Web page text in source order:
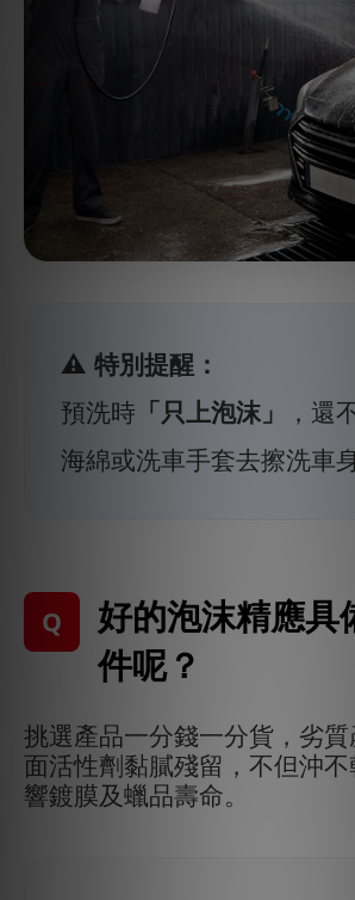
⚠️ 特別提醒：
預洗時 「只上泡沫」
，還
海綿或洗車手套去擦洗車
Q
好的泡沫精應具
件呢？
挑選產品一分錢一分貨，劣
面活性劑黏膩殘留，不但沖
響鍍膜及蠟品壽命。